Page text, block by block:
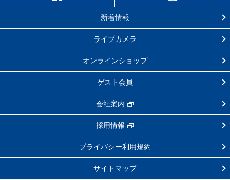
新着情報
ライブカメラ
オンラインショップ
ゲスト会員
会社案内
採用情報
プライバシー利用規約
サイトマップ